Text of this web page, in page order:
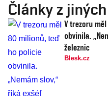
Články z
V trezoru
obvinila.
železnic
Blesk.cz